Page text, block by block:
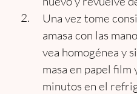
Una vez tome
amasa con las
vea homogénea y
masa en papel
minutos en el